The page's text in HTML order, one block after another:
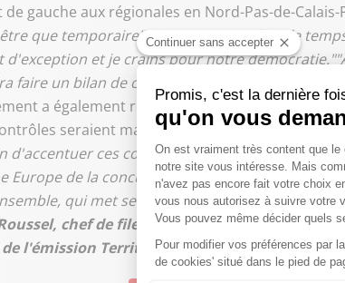
de gauche aux régionales en Nord-Pas-de-
que temporaire":"Si ça s'inscrit dans le
d'exception et je crains pour notre démocratie."
faire un bilan de ces 3 premiers mois"
, a-t-il
a également rétabli le contrôle aux
seraient maintenus tant que la menace
d'accentuer ces contrôles, de mettre tous les
Europe de la concurrence libre et non faussée,
qui met ses services de renseignements
chef de file PCF et Front de gauche aux
l'émission Territoires d'Infos sur Sud Radio